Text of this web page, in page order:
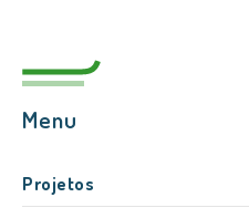
Menu
Projetos